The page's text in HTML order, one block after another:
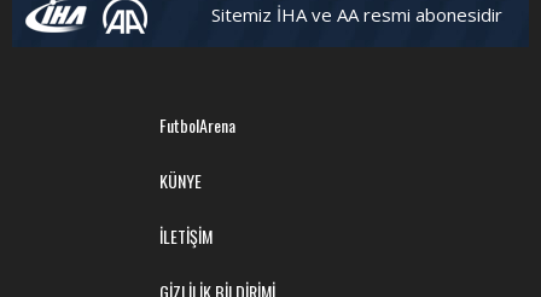
Sitemiz İHA ve AA resmi abonesidir
FutbolArena
KÜNYE
İLETİŞİM
GİZLİLİK BİLDİRİMİ